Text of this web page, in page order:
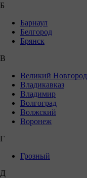
Б
Барнаул
Белгород
Брянск
В
Великий Новгород
Владикавказ
Владимир
Волгоград
Волжский
Воронеж
Г
Грозный
Д